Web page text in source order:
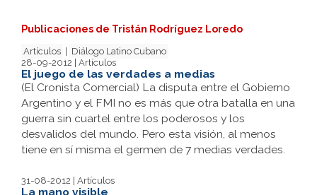
Publicaciones de Tristán Rodríguez Loredo
Artículos
Diálogo Latino Cubano
28-09-2012 | Artículos
El juego de las verdades a medias
(El Cronista Comercial) La disputa entre el Gobierno
Argentino y el FMI no es más que otra batalla en una
guerra sin cuartel entre los poderosos y los
desvalidos del mundo. Pero esta visión, al menos
tiene en sí misma el germen de 7 medias verdades.
31-08-2012 | Artículos
La mano visible